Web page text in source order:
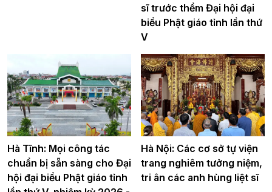
sĩ trước thềm Đại hội đại
biểu Phật giáo tỉnh lần thứ
V
Hà Tĩnh: Mọi công tác
chuẩn bị sẵn sàng cho Đại
hội đại biểu Phật giáo tỉnh
Hà Nội: Các cơ sở tự viện
trang nghiêm tưởng niệm,
tri ân các anh hùng liệt sĩ